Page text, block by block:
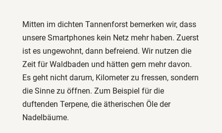
Mitten im dichten Tannenforst bemerken wir, dass
unsere Smartphones kein Netz mehr haben. Zuerst
ist es ungewohnt, dann befreiend. Wir nutzen die
Zeit für Waldbaden und hätten gern mehr davon.
Es geht nicht darum, Kilometer zu fressen, sondern
die Sinne zu öffnen. Zum Beispiel für die
duftenden Terpene, die ätherischen Öle der
Nadelbäume.